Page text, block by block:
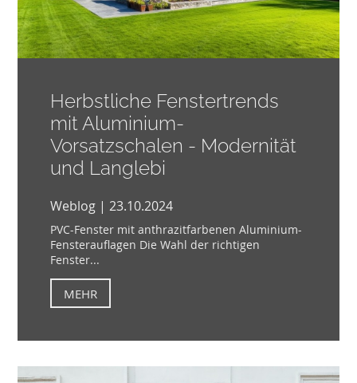
Herbstliche Fenstertrends
mit Aluminium-
Vorsatzschalen - Modernität
und Langlebi
Weblog | 23.10.2024
PVC-Fenster mit anthrazitfarbenen Aluminium-
Fensterauflagen Die Wahl der richtigen
Fenster...
MEHR